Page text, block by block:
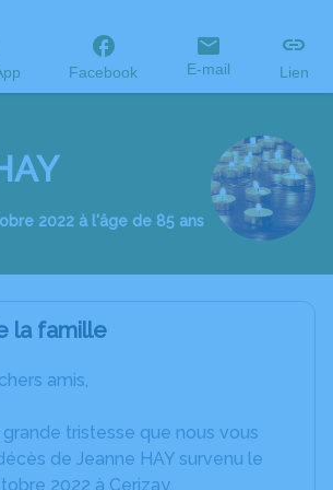
Facebook E-mail Lien
2022 à l'âge de 85 ans
la famille
amis,
grande tristesse que nous vous
de Jeanne HAY survenu le
2022 à Cerizay.